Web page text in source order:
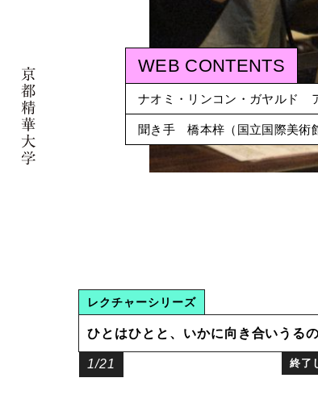
WEB CONTENTS
ナオミ・リンコン・ガヤルド
聞き手 橋本梓（国立国際美術
WEB CONTENTS
WEB連載「I SEE YOU」
「#6 人生の庭師になる」ジャイ
WEB CONTENTS
薮内美佐子「私を包
動画を公開しました！
2022年度ワークショップで制作
WEB CONTENTS
動画を公開しました！
2022年度ゼミ「#わたしが好き
1/21 終了
レクチャーシリーズ
ひとはひとと、いかに向き合いうる